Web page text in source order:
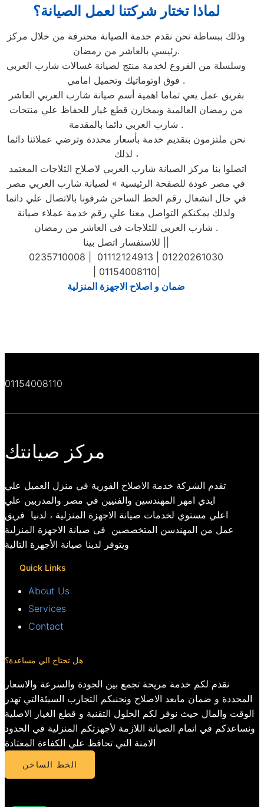
لماذا تختار شركتنا لعمل الصيانة؟
وذلك ببساطة نحن نقدم خدمة الصيانة محترفة من خلال مركز
رئيسي بالعاشر من رمضان.
وسلسلة من الفروع لخدمة منتج لصيانة غسالات شارب العربي
فوق اوتوماتيك وتحميل امامي .
بفريق عمل يعي تماما اهمية أسم صيانة شارب العربي العاشر
من رمضان العالمية وبمخازن قطع غيار للحفاظ علي منتجات
شارب العربي دائما بالمقدمة .
نحن ملتزمون بتقديم خدمة بأسعار محددة وترضي عملائنا دائما
لذلك ،
في مصر عودة للصفحة الرئيسية » لصيانة شارب العربي مصر
في حال انشغال رقم الخط الساخن شرفونا بالاتصال علي دائما
ولذلك يمكنكم التواصل معنا علي رقم خدمة عملاء صيانة
شارب العربي للثلاجات فى العاشر من رمضان .
0235710008 | 01112124913 | 01220261030
| 01154008110|
ضمان و اصلاح الاجهزة المنزلية
01154008110
مركز صيانتك
تقدم الشركة خدمة الاصلاح الفورية في منزل العميل علي
ايدي امهر المهندسين والفنيين في مصر والمدربين علي
اعلي مستوي لخدمات صيانة الاجهزة المنزلية ، لدنيا فريق
عمل من المهندسن المتخصصين فى صيانة الاجهزة المنزلية
ويتوفر لدينا صيانة الأجهزة التالية
Quick Links
About Us
Services
Contact
هل تحتاج الي مساعدة؟
نقدم لكم خدمة مريحة تجمع بين الجودة والسرعة والاسعار
المحددة و ضمان مابعد الاصلاح ونجنبكم التجارب السيئةالتي تهدر
الوقت والمال حيث نوفر لكم الحلول التقنية و قطع الغيار الاصلية
ونساعدكم في اتمام الصيانة اللازمة لأجهزتكم المنزلية في الحدود
الامنة التي تحافظ علي الكفاءة المعتادة
الخط الساخن